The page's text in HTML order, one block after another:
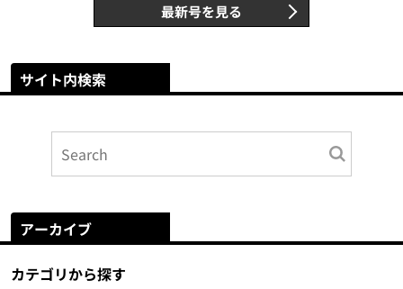
最新号を見る
サイト内検索
アーカイブ
カテゴリから探す